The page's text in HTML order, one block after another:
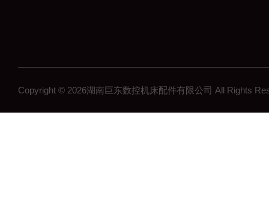
Copyright © 2026湖南巨东数控机床配件有限公司 All Rights